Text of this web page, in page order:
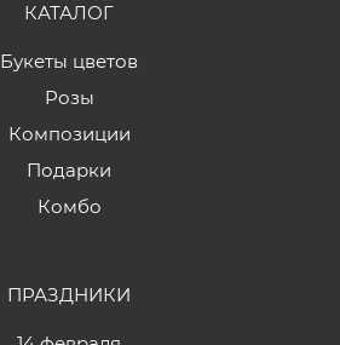
КАТАЛОГ
Букеты цветов
Розы
Композиции
Подарки
Комбо
ПРАЗДНИКИ